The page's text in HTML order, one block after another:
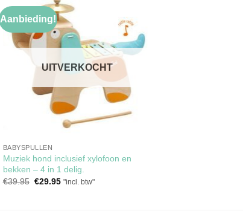
Aanbieding!
Toevoegen
aan
verlanglijst
UITVERKOCHT
BABYSPULLEN
Muziek hond inclusief xylofoon en
bekken – 4 in 1 delig.
€39.95 Oorspronkelijke
€29.95Huidige
"incl. btw"